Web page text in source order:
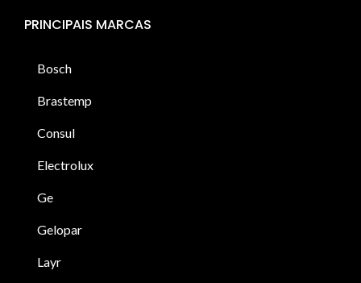
PRINCIPAIS MARCAS
Bosch
Brastemp
Consul
Electrolux
Ge
Gelopar
Layr